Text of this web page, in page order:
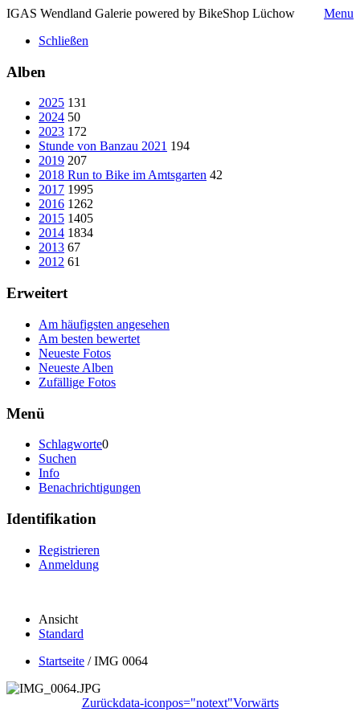
IGAS Wendland Galerie powered by BikeShop Lüchow
Menu
Schließen
Alben
2025 131
2024 50
2023 172
Stunde von Banzau 2021 194
2019 207
2018 Run to Bike im Amtsgarten 42
2017 1995
2016 1262
2015 1405
2014 1834
2013 67
2012 61
Erweitert
Am häufigsten angesehen
Am besten bewertet
Neueste Fotos
Neueste Alben
Zufällige Fotos
Menü
Schlagworte0
Suchen
Info
Benachrichtigungen
Identifikation
Registrieren
Anmeldung
Ansicht
Standard
Startseite /IMG 0064
Zurückdata-iconpos="notext"Vorwärts